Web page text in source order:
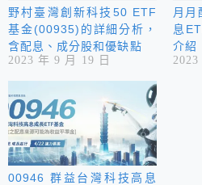
野村臺灣創新科技50 ETF
基金(00935)的詳細分析，
含配息、成分股和優缺點
2023 年 9 月 19 日
月月
息
介紹
00946 群益台灣科技高息